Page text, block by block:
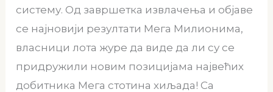
систему. Од завршетка извлачења и објаве
се најновији резултати Мега Милионима,
власници лота журе да виде да ли су се
придружили новим позицијама највећих
добитника Мега стотина хиљада! Са